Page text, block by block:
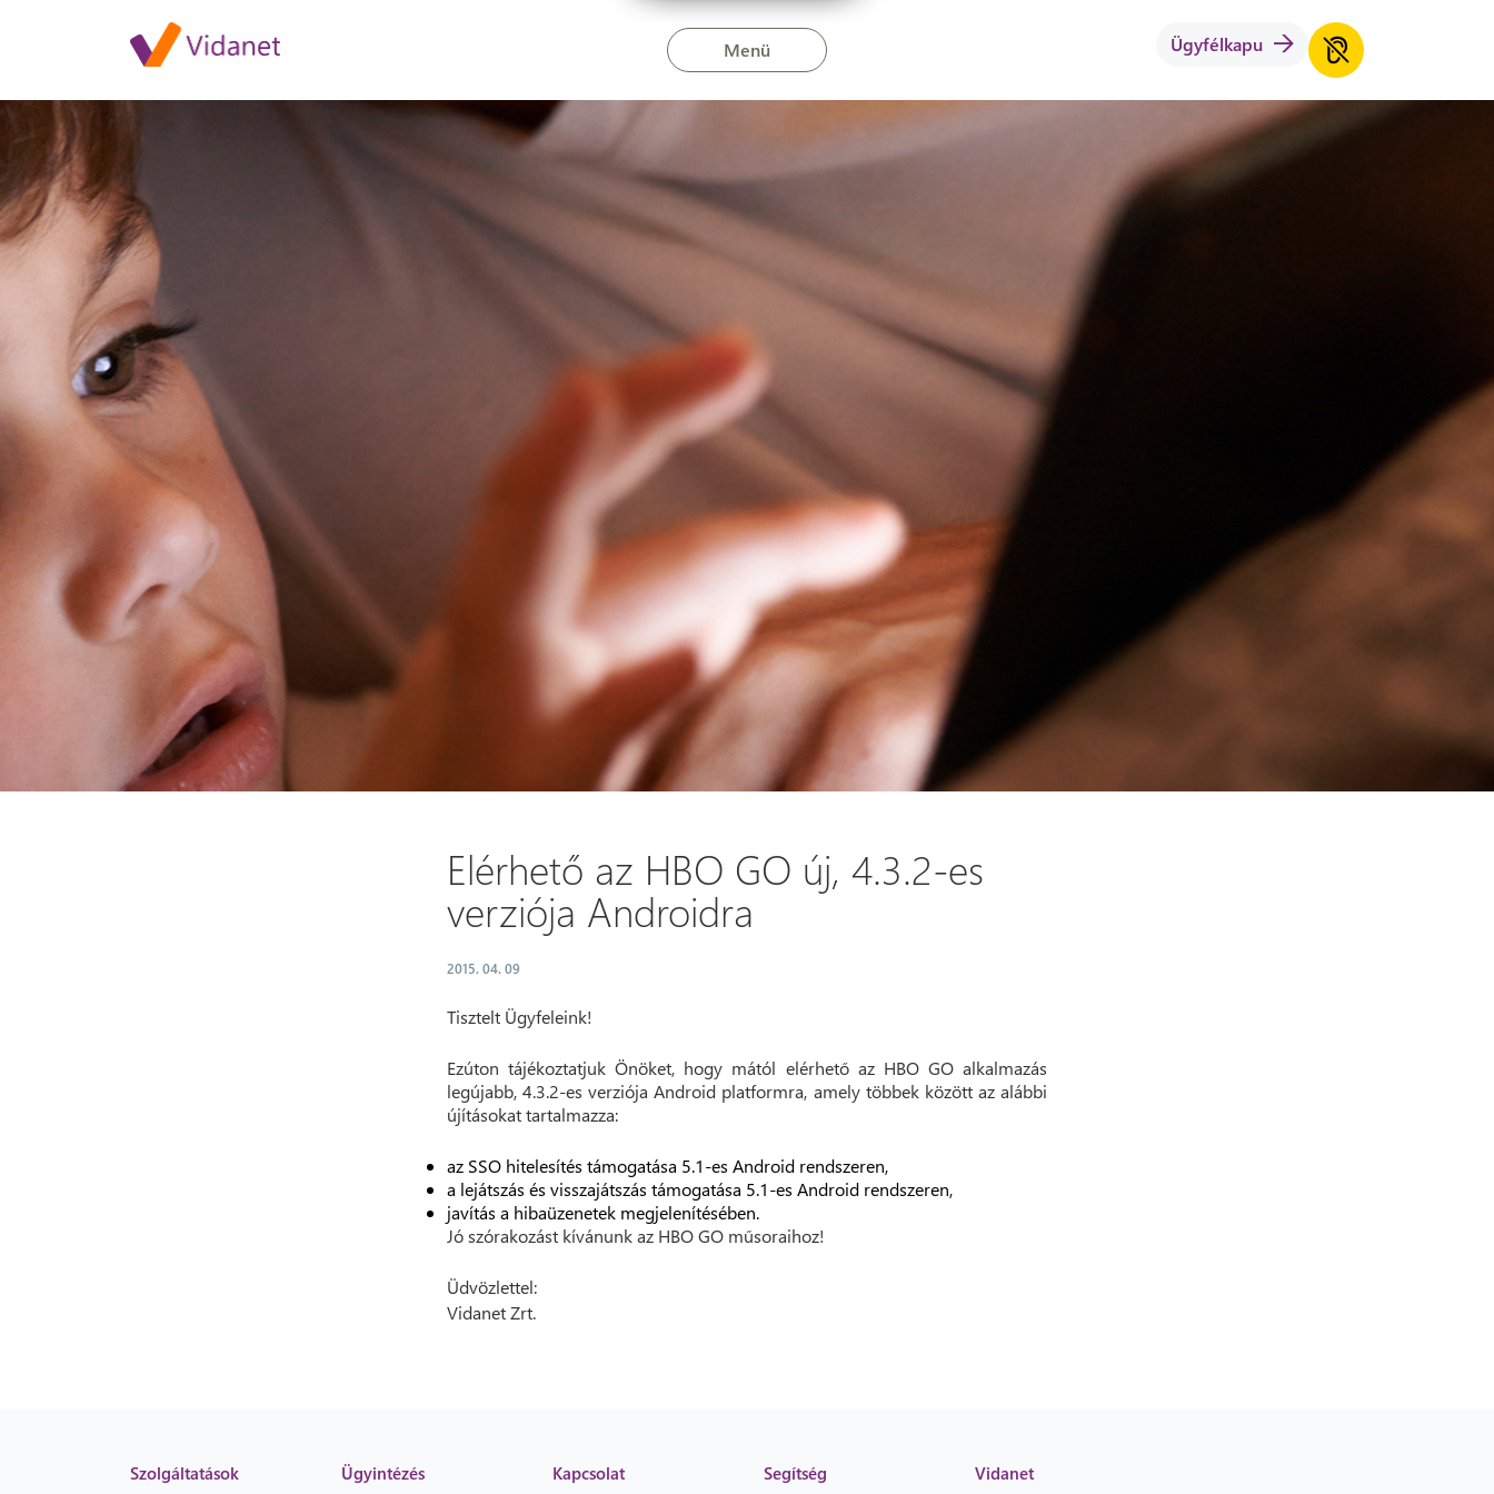
Menü Ügyfélkapu
Elérhető az HBO GO új, 4.3.2-es verziója Androidra
Elérhető az HBO GO új, 4.3.2-es
verziója Androidra
2015. 04. 09
Tisztelt Ügyfeleink!
Ezúton tájékoztatjuk Önöket, hogy mától elérhető az HBO GO alkalmazás
legújabb, 4.3.2-es verziója Android platformra, amely többek között az alábbi
újításokat tartalmazza:
az SSO hitelesítés támogatása 5.1-es Android rendszeren,
a lejátszás és visszajátszás támogatása 5.1-es Android rendszeren,
javítás a hibaüzenetek megjelenítésében.
Jó szórakozást kívánunk az HBO GO műsoraihoz!
Üdvözlettel:
Vidanet Zrt.
Szolgáltatások
Ügyintézés
Kapcsolat
Segítség
Vidanet